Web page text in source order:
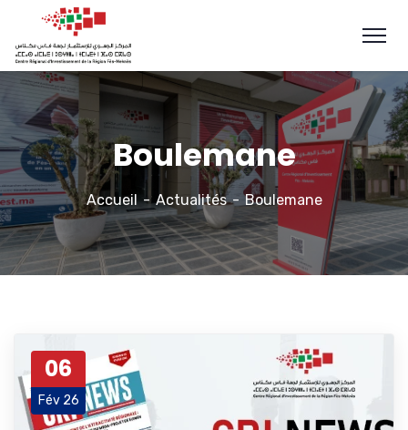
Boulemane
Accueil Actualités Boulemane
06
Fév 26